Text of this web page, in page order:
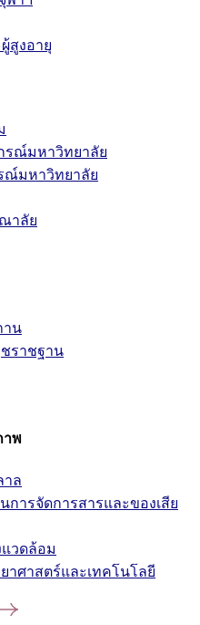
สูงอายุ
รณ์มหาวิทยาลัย
ณ์มหาวิทยาลัย
าลัย
น
ราชฐาน
าพ
าล
การจัดการสารและของเสีย
วดล้อม
าศาสตร์และเทคโนโลยี